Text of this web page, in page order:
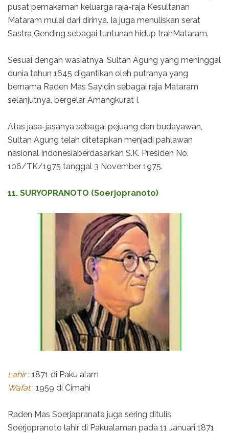
pusat pemakaman keluarga raja-raja Kesultanan
Mataram mulai dari dirinya. Ia juga menuliskan serat
Sastra Gending sebagai tuntunan hidup trahMataram.
Sesuai dengan wasiatnya, Sultan Agung yang meninggal
dunia tahun 1645 digantikan oleh putranya yang
bernama Raden Mas Sayidin sebagai raja Mataram
selanjutnya, bergelar Amangkurat I.
Atas jasa-jasanya sebagai pejuang dan budayawan,
Sultan Agung telah ditetapkan menjadi pahlawan
nasional Indonesiaberdasarkan S.K. Presiden No.
106/TK/1975 tanggal 3 November 1975.
11. SURYOPRANOTO (Soerjopranoto)
Lahir: 1871 di Paku alam
Wafat: 1959 di Cimahi
Raden Mas Soerjapranata juga sering ditulis
Soerjopranoto lahir di Pakualaman pada 11 Januari 1871